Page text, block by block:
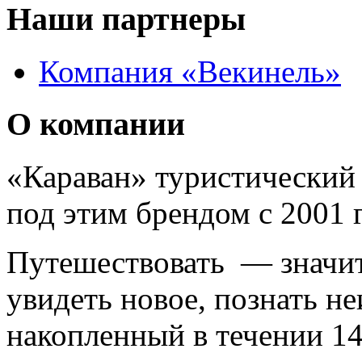
Наши партнеры
Компания «Векинель»
О компании
«Караван»
под этим брендом с 2001
Путешествовать —
увидеть новое, познать
накопленный в течении